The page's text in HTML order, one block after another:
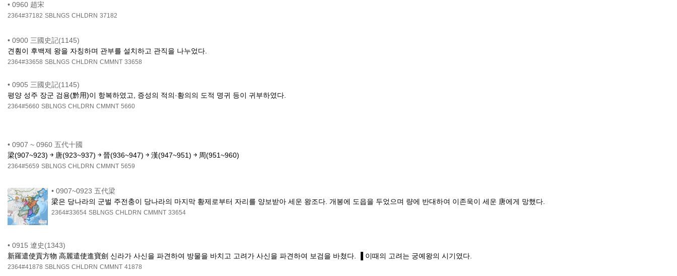
• 0960 趙宋
2364#37182 SBLNGS CHLDRN 37182
• 0900 三國史記(1145)
견훤이 후백제 왕을 자칭하며 관부를 설치하고 관직을 나누었다.
2364#33658 SBLNGS CHLDRN CMMNT 33658
• 0905 三國史記(1145)
평양 성주 장군 검용(黔用)이 항복하였고, 증성의 적의·황의의 도적 명귀 등이 귀부하였다.
2364#5660 SBLNGS CHLDRN CMMNT 5660
• 0907 ~ 0960 五代十國
梁(907~923) ￫ 唐(923~937) ￫ 晉(936~947) ￫ 漢(947~951) ￫ 周(951~960)
2364#5659 SBLNGS CHLDRN CMMNT 5659
• 0907~0923 五代梁
梁은 당나라의 군벌 주전충이 당나라의 마지막 황제로부터 자리를 양보받아 세운 왕조다. 개봉에 도읍을 두었으며 량에 반대하여 이존욱이 세운 唐에게 망했다.
2364#33654 SBLNGS CHLDRN CMMNT 33654
• 0915 遼史(1343)
新羅遣使貢方物 高麗遣使進寶劍 신라가 사신을 파견하여 방물을 바치고 고려가 사신을 파견하여 보검을 바쳤다. ▐ 이때의 고려는 궁예왕의 시기였다.
2364#41878 SBLNGS CHLDRN CMMNT 41878